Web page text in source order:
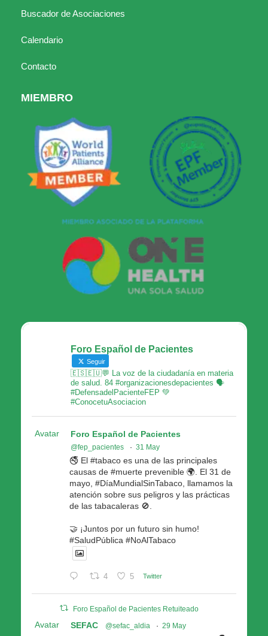
Buscador de Asociaciones
Calendario
Contacto
MIEMBRO
Foro Español de Pacientes
Seguir
🇪🇸🇪🇺💬 La voz de la ciudadanía en materia
de salud. 84 #organizacionesdepacientes 🗣
#DefensadelPacienteFEP 💚
#ConocetuAsociacion
Avatar Foro Español de Pacientes
@fep_pacientes · 31 May
🚭 El #tabaco es una de las principales
causas de #muerte prevenible 🌍. El 31 de
mayo, #DíaMundialSinTabaco, llamamos la
atención sobre sus peligros y las prácticas
de las tabacaleras 🚫.
🤝 ¡Juntos por un futuro sin humo!
#SaludPública #NoAlTabaco
4 5 Twitter
Foro Español de Pacientes Retuiteado
Avatar SEFAC @sefac_aldia · 29 May